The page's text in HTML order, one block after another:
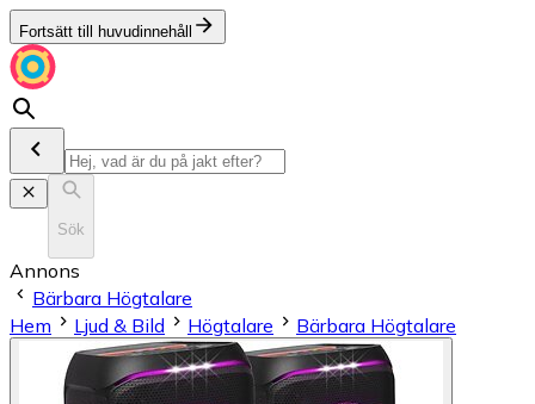
Fortsätt till huvudinnehåll
Sök
Annons
Bärbara Högtalare
Hem
Ljud & Bild Högtalare Bärbara Högtalare